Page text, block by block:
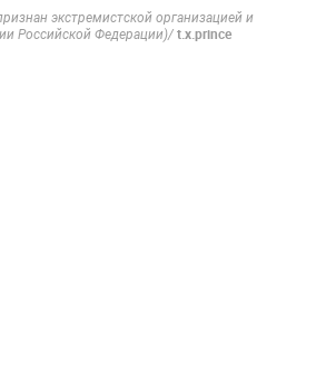
экстремистской организацией и
Российской Федерации)/ t.x.prince